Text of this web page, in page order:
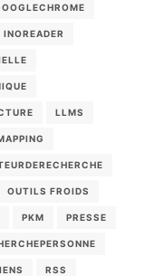
INOREADER
LLMS
OUTILS FROIDS
PKM PRESSE
RSS